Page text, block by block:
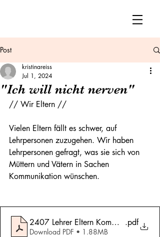
Post
"Ich will nicht nerven"
kristinareiss
Jul 1, 2024
// Wir Eltern //
Vielen Eltern fällt es schwer, auf
Lehrpersonen zuzugehen. Wir haben
Lehrpersonen gefragt, was sie sich von
Müttern und Vätern in Sachen
Kommunikation wünschen.
2407 Lehrer Eltern Kommunikation
.pdf
Download PDF • 1.88MB